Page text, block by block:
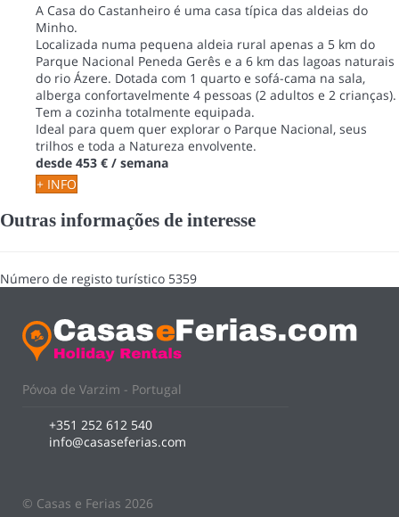
A Casa do Castanheiro é uma casa típica das aldeias do
Minho.
Localizada numa pequena aldeia rural apenas a 5 km do
Parque Nacional Peneda Gerês e a 6 km das lagoas naturais
do rio Ázere. Dotada com 1 quarto e sofá-cama na sala,
alberga confortavelmente 4 pessoas (2 adultos e 2 crianças).
Tem a cozinha totalmente equipada.
Ideal para quem quer explorar o Parque Nacional, seus
trilhos e toda a Natureza envolvente.
desde 453 € / semana
+ INFO
Outras informações de interesse
Número de registo turístico 5359
Póvoa de Varzim - Portugal
+351 252 612 540
info@casaseferias.com
© Casas e Ferias 2026